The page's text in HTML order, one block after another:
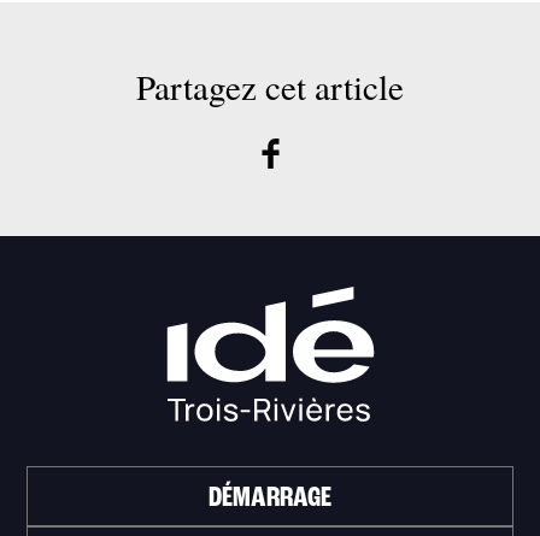
Partagez cet article
DÉMARRAGE